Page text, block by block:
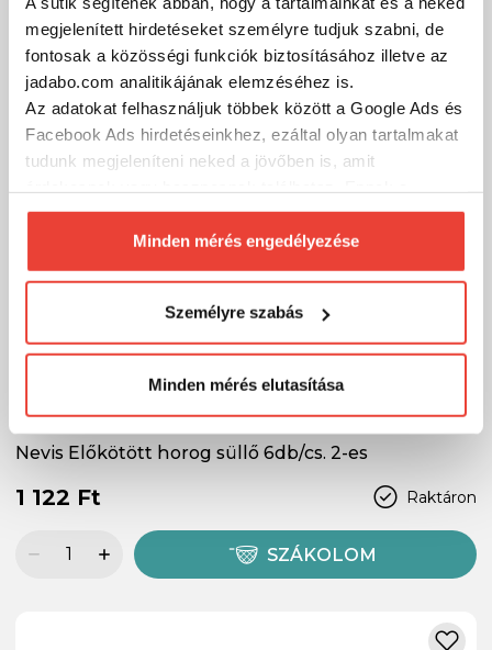
megjelenített hirdetéseket személyre tudjuk szabni, de
fontosak a közösségi funkciók biztosításához illetve az
jadabo.com analitikájának elemzéséhez is.
Az adatokat felhasználjuk többek között a Google Ads és
Facebook Ads hirdetéseinkhez, ezáltal olyan tartalmakat
tudunk megjeleníteni neked a jövőben is, amit
biztosításához arra kérünk, hogy engedd meg
számunkra minden mérés használatát.
Természetesensoha semmilyen formában nem fogunk
megváltoztathatod a döntésed ezzel kapcsolatban.
Előre is köszönjük!
Minden mérés engedélyezése
Személyre szabás
Minden mérés elutasítása
Nevis Előkötött horog süllő 6db/cs. 2-es
Raktáron
1 122 Ft
SZÁKOLOM